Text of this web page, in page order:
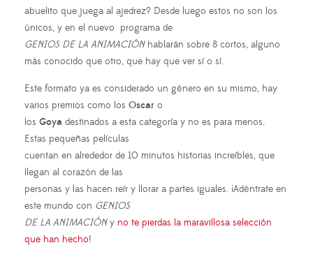
abuelito que juega al ajedrez? Desde luego estos no son los
únicos, y en el nuevo programa de
GENIOS DE LA ANIMACIÓNhablarán sobre 8 cortos, alguno
más conocido que otro, que hay que ver sí o sí.
Este formato ya es considerado un género en su mismo, hay
varios premios como los Oscar o
los Goya destinados a esta categoría y no es para menos.
Estas pequeñas películas
cuentan en alrededor de 10 minutos historias increíbles, que
llegan al corazón de las
personas y las hacen reír y llorar a partes iguales. ¡Adéntrate en
este mundo con GENIOS
DE LA ANIMACIÓNy no te pierdas la maravillosa selección
que han hecho!